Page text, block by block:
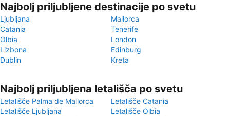
Najbolj priljubljene destinacije po svetu
Ljubljana
Mallorca
Catania
Tenerife
Olbia
London
Lizbona
Edinburg
Dublin
Kreta
Najbolj priljubljena letališča po svetu
Letališče Palma de Mallorca
Letališče Catania
Letališče Ljubljana
Letališče Olbia